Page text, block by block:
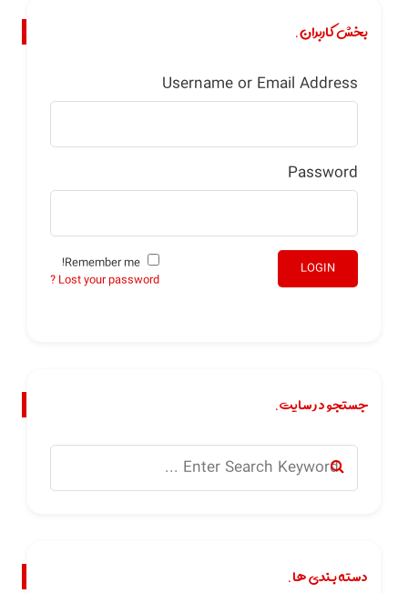
بخش کاربران.
Username or Email Address
Password
LOGIN
Lost your password ?
جستجو در سایت.
دسته بندی ها.